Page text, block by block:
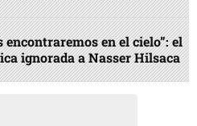
encontraremos en el cielo”: el
ignorada a Nasser Hilsaca